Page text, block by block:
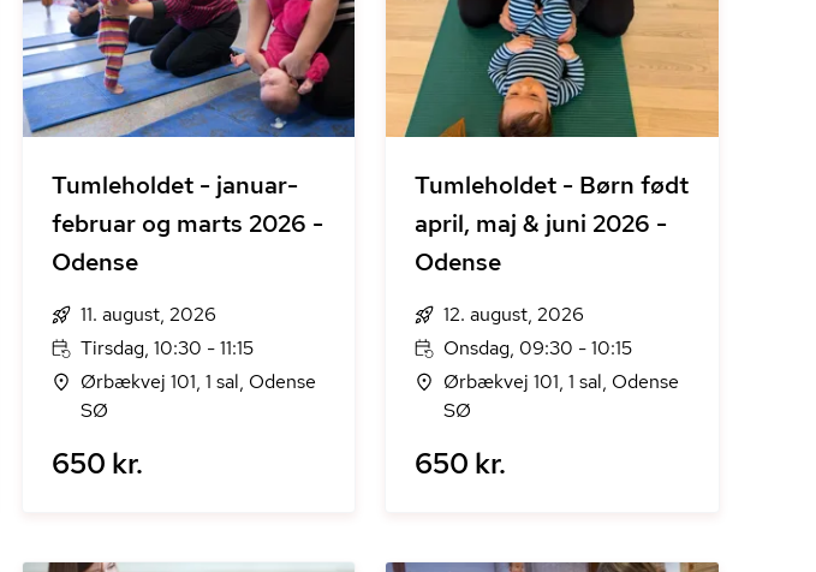
Tumleholdet - januar-
februar og marts 2026 -
Odense
11. august, 2026
Tirsdag, 10:30 - 11:15
Ørbækvej 101, 1 sal, Odense
SØ
650 kr.
Tumleholdet - Børn født
april, maj & juni 2026 -
Odense
12. august, 2026
Onsdag, 09:30 - 10:15
Ørbækvej 101, 1 sal, Odense
SØ
650 kr.